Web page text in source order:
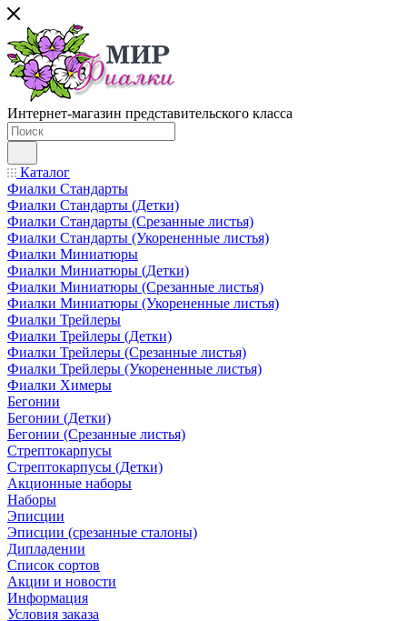
Интернет-магазин представительского класса
Каталог
Фиалки Стандарты
Фиалки Стандарты (Детки)
Фиалки Стандарты (Срезанные листья)
Фиалки Стандарты (Укорененные листья)
Фиалки Миниатюры
Фиалки Миниатюры (Детки)
Фиалки Миниатюры (Срезанные листья)
Фиалки Миниатюры (Укорененные листья)
Фиалки Трейлеры
Фиалки Трейлеры (Детки)
Фиалки Трейлеры (Срезанные листья)
Фиалки Трейлеры (Укорененные листья)
Фиалки Химеры
Бегонии
Бегонии (Детки)
Бегонии (Срезанные листья)
Стрептокарпусы
Стрептокарпусы (Детки)
Акционные наборы
Наборы
Эписции
Эписции (срезанные сталоны)
Дипладении
Список сортов
Акции и новости
Информация
Условия заказа